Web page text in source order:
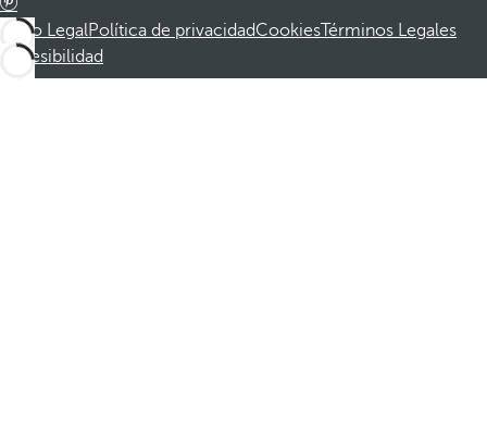
Aviso LegalPolítica de privacidadCookiesTérminos Legales
Accesibilidad